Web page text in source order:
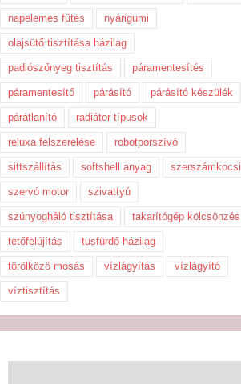
napelemes fűtés nyárigumi
olajsütő tisztítása házilag
padlószőnyeg tisztítás páramentesítés
páramentesítő párásító párásító készülék
párátlanító radiátor típusok
reluxa felszerelése robotporszívó
sittszállítás softshell anyag szerszámkocsi
szervó motor szivattyú
szúnyogháló tisztítása takarítógép kölcsönzés
tetőfelújítás tusfürdő házilag
törölköző mosás vízlágyítás vízlágyító
víztisztítás